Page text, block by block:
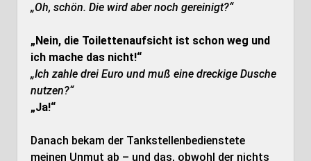
„Oh, schön. Die wird aber noch gereinigt?“
„Nein, die Toilettenaufsicht ist schon weg und
ich mache das nicht!“
„Ich zahle drei Euro und muß eine dreckige Dusche
nutzen?“
„Ja!“
Danach bekam der Tankstellenbedienstete
meinen Unmut ab – und das, obwohl der nichts